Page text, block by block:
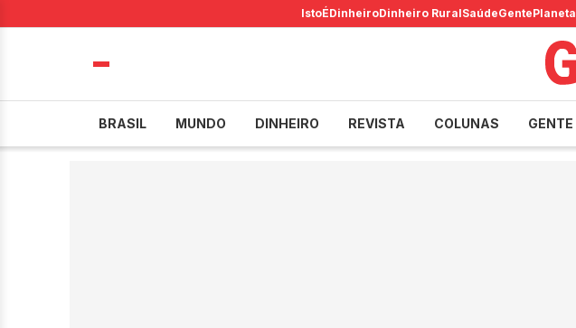
IstoÉDinheiroDinheiro RuralSaúdeGentePlaneta
BRASIL MUNDO DINHEIRO REVISTA COLUNAS GENTE